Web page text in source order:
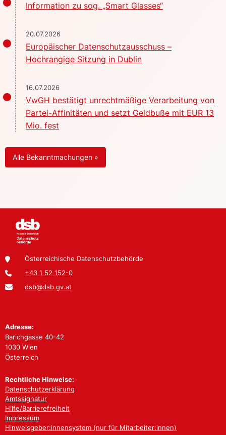
Information zu sog. „Smart Glasses“
20.07.2026
Europäischer Datenschutzausschuss –
Hochrangige Sitzung in Dublin
16.07.2026
VwGH bestätigt unrechtmäßige Verarbeitung von
Partei-Affinitäten und setzt Geldbuße mit EUR 13
Mio. fest
Alle Bekanntmachungen »
Österreichische Datenschutzbehörde
+43 1 52 152-0
dsb@dsb.gv.at
Adresse:
Barichgasse 40-42
1030 Wien
Österreich
Rechtliche Hinweise:
Datenschutzerklärung
Amtssignatur
Hilfe/Barrierefreiheit
Impressum
Hinweisgeber:innensystem (nur für Mitarbeiter:innen)